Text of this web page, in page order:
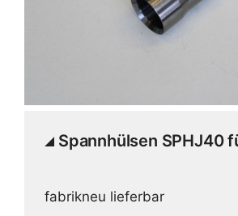
Spannhülsen SPHJ40
fabrikneu lieferbar